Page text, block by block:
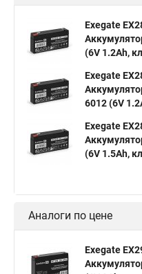
Exegate
(6V 1.2Ah,
Exegate
6012 (6V
Exegate
(6V 1.5Ah,
Аналоги по цене
Exegate